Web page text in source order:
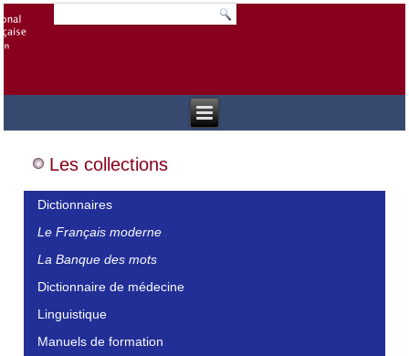
Les collections
Dictionnaires
Le Français moderne
La Banque des mots
Dictionnaire de médecine
Linguistique
Manuels de formation